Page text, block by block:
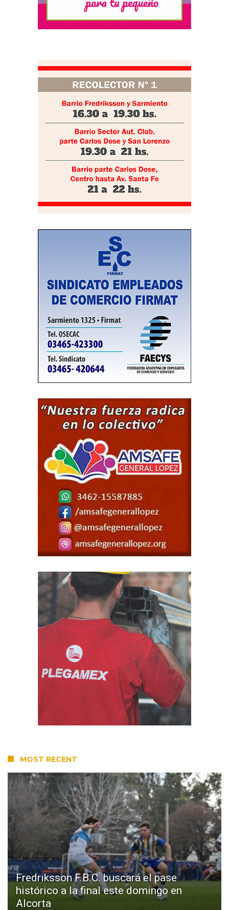
MOST RECENT
Fredriksson F.B.C. buscará el pase
histórico a la final este domingo en
Alcorta